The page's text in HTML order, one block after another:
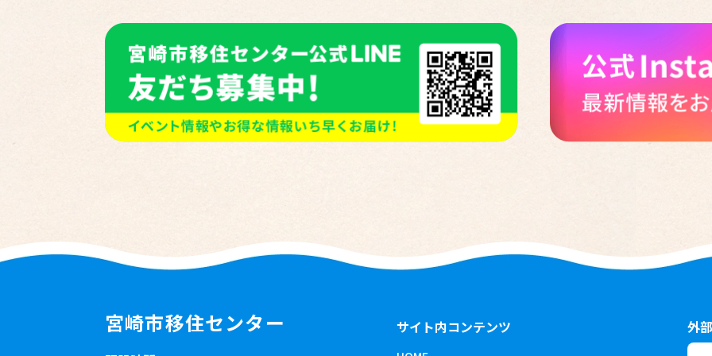
宮崎市移住センター サイト内コンテンツ 外